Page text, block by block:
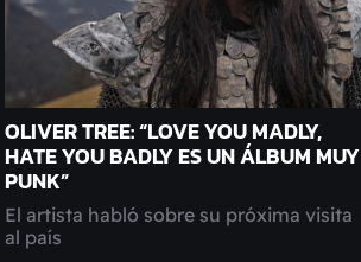
OLIVER TREE: “LOVE YOU MADLY,
HATE YOU BADLY ES UN ÁLBUM MUY
PUNK”
El artista habló sobre su próxima visita
al país